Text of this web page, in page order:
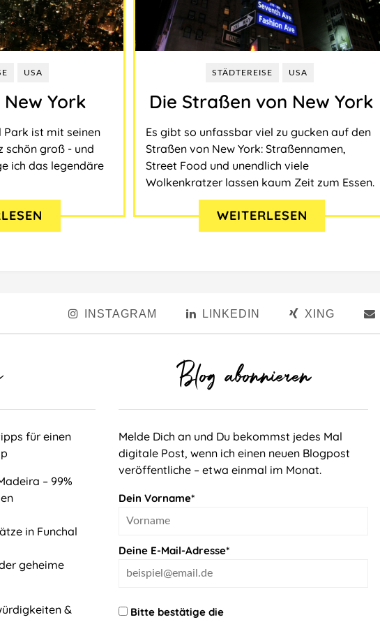
USA
York
Park ist mit seinen
schön groß - und
ich das legendäre
STÄDTEREISE USA
Die Straßen von New York
Es gibt so unfassbar viel zu gucken auf den
Straßen von New York: Straßennamen,
Street Food und unendlich viele
Wolkenkratzer lassen kaum Zeit zum Essen.
WEITERLESEN
für einen
‒ 99%
in Funchal
geheime
&
Blog abonnieren
Melde Dich an und Du bekommst jedes Mal
digitale Post, wenn ich einen neuen Blogpost
veröffentliche – etwa einmal im Monat.
Dein Vorname*
Deine E-Mail-Adresse*
Bitte bestätige die
INSTAGRAM LINKEDIN XING